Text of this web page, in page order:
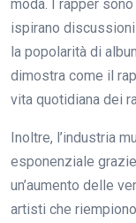
moda. I rapper
ispirano
la popolarità di
dimostra come il
vita quotidiana dei
Inoltre, l’industria
esponenziale
un’aumento delle
artisti che